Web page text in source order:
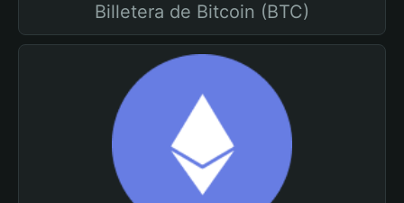
Billetera de Bitcoin (BTC)